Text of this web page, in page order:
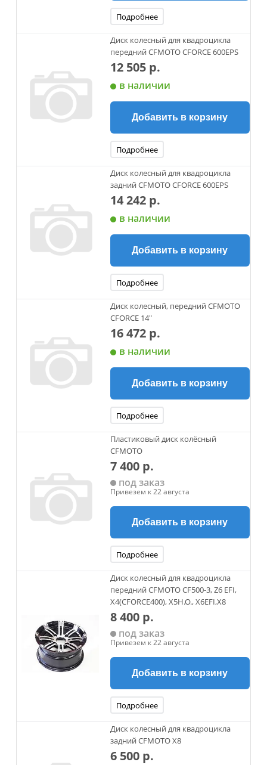
Подробнее
Диск колесный для квадроцикла
передний CFMOTO CFORCE 600EPS
12 505 р.
в наличии
Добавить в корзину
Подробнее
Диск колесный для квадроцикла
задний CFMOTO CFORCE 600EPS
14 242 р.
в наличии
Добавить в корзину
Подробнее
Диск колесный, передний CFMOTO
CFORCE 14"
16 472 р.
в наличии
Добавить в корзину
Подробнее
Пластиковый диск колёсный
CFMOTO
7 400 р.
под заказ
Привезем к 22 августа
Добавить в корзину
Подробнее
Диск колесный для квадроцикла
передний CFMOTO CF500-3, Z6 EFI,
X4(CFORCE400), X5H.O., X6EFI,X8
8 400 р.
под заказ
Привезем к 22 августа
Добавить в корзину
Подробнее
Диск колесный для квадроцикла
задний CFMOTO X8
6 500 р.